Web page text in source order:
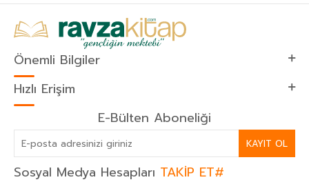
Önemli Bilgiler
Hızlı Erişim
E-Bülten Aboneliği
KAYIT OL
Sosyal Medya Hesapları TAKİP ET#